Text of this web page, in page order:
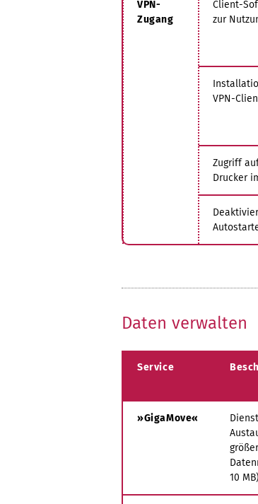
VPN-
Zugang
Client-
zur
VPN-
Zugriff
Drucker
Daten verwalten
Service
»GigaMove«
10 MB)